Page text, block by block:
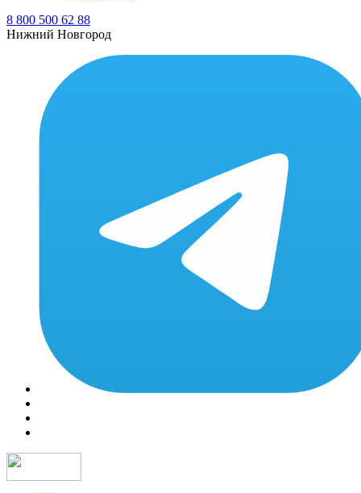
8 800 500 62 88
Нижний Новгород